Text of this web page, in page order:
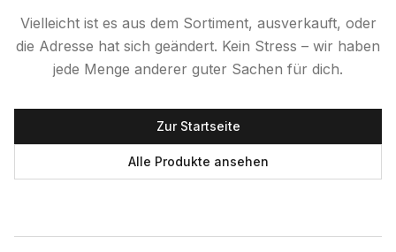
Vielleicht ist es aus dem Sortiment, ausverkauft, oder
die Adresse hat sich geändert. Kein Stress – wir haben
jede Menge anderer guter Sachen für dich.
Zur Startseite
Alle Produkte ansehen